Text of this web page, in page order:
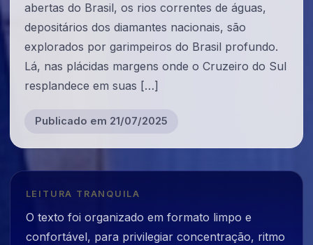
abertas do Brasil, os rios correntes de águas,
depositários dos diamantes nacionais, são
explorados por garimpeiros do Brasil profundo.
Lá, nas plácidas margens onde o Cruzeiro do Sul
resplandece em suas […]
Publicado em 21/07/2025
LEITURA TRANQUILA
O texto foi organizado em formato limpo e
confortável, para privilegiar concentração, ritmo